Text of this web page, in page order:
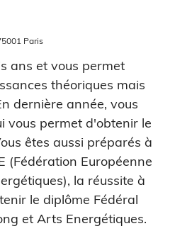
Paris
ans et vous permet
théoriques mais
dernière année, vous
vous permet d'obtenir le
êtes aussi préparés à
(Fédération Européenne
la réussite à
le diplôme Fédéral
et Arts Energétiques.